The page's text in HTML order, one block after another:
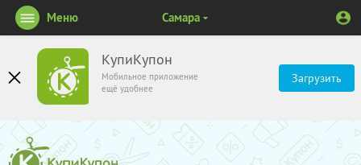
КупиКупон
Мобильное приложение
ещё удобнее
Загрузить
Меню Самара